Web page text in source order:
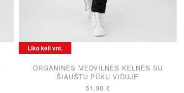
Liko keli vnt.
ORGANINĖS MEDVILNĖS KELNĖS SU
ŠIAUŠTU PŪKU VIDUJE
51.90 €